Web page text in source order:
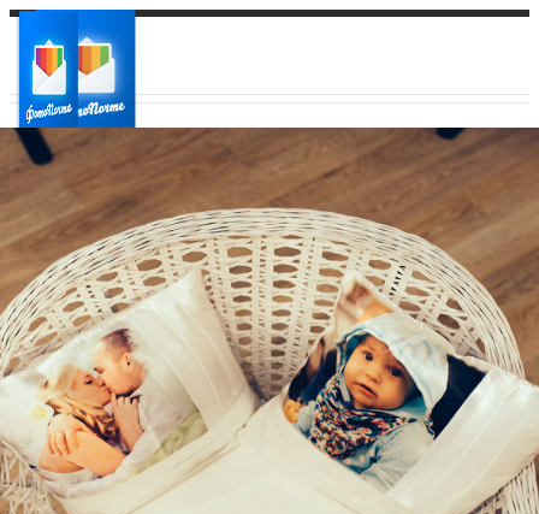
Ваш город:
Ваш регион доставки
Выберите из списка: